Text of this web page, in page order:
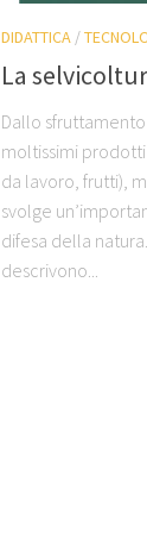
DIDATTICA /
La
Dallo
moltissimi
da lavoro, frutti),
svolge
difesa della
descrivono...